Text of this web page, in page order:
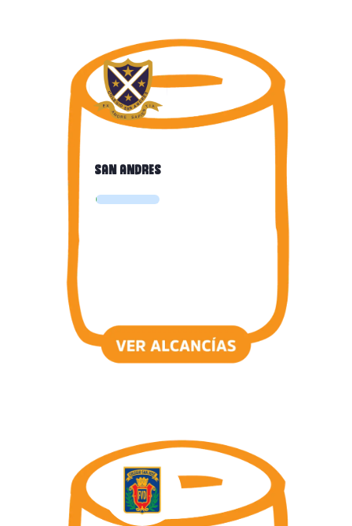
san andres